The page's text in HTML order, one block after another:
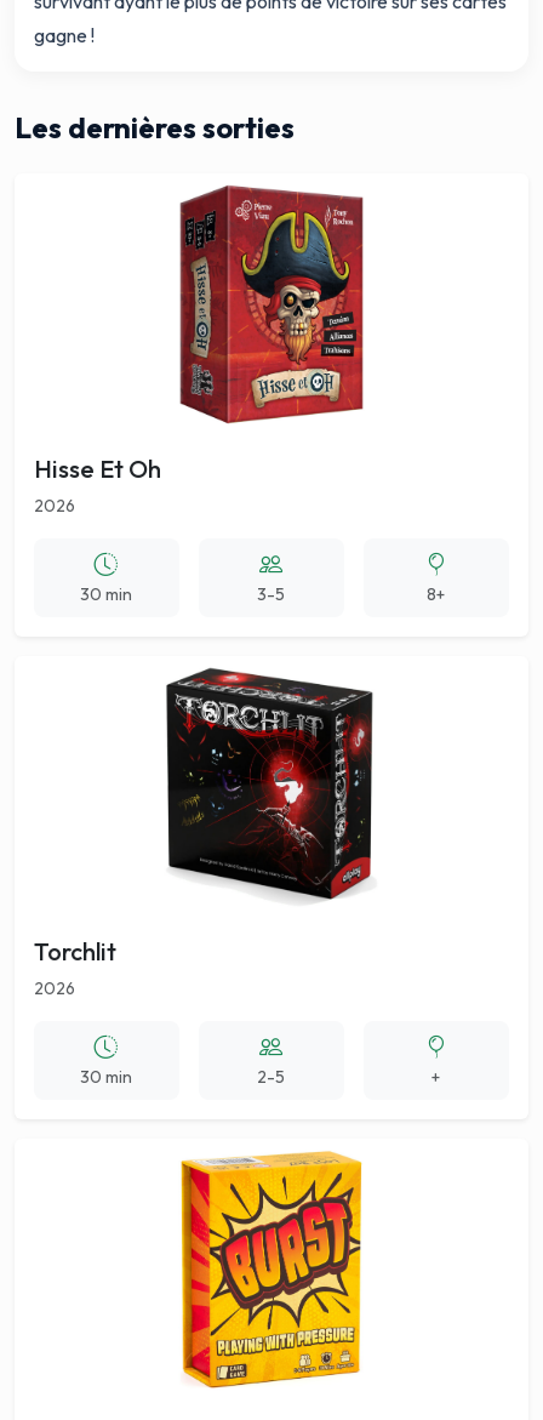
gagne !
Les dernières sorties
Hisse Et Oh
2026
30 min 3-5 8+
Torchlit
2026
30 min 2-5 +